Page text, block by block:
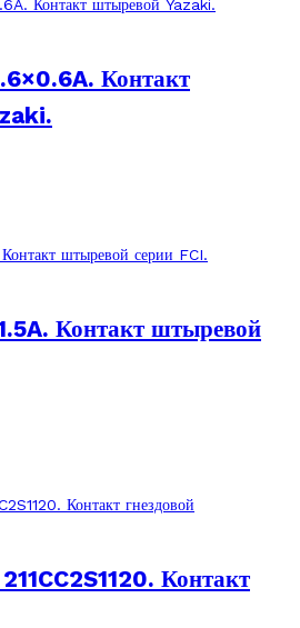
Контакт
Контакт штыревой
Контакт